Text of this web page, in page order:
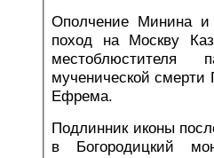
Ополчение Минина и
поход на Москву
местоблюстителя
мученической смерти
Ефрема.
Подлинник иконы
в Богородицкий